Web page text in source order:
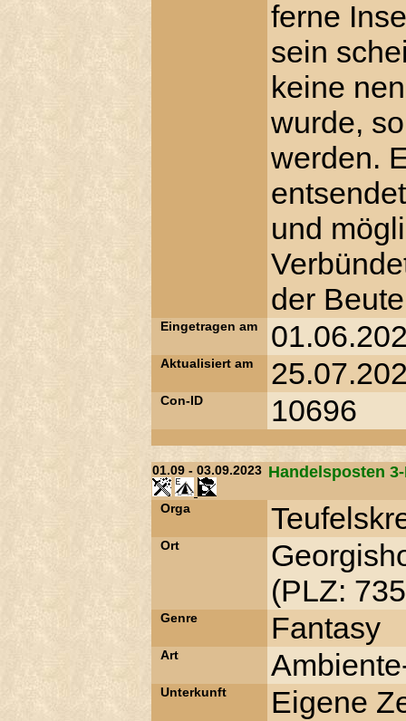
ferne
sein
keine
wurde,
werden.
und
der
Eingetragen am
Aktualisiert am
Con-ID 10696
01.09 - 03.09.2023 Handelsposten
Orga
Ort
(PLZ:
Genre Fantasy
Art
Unterkunft Eigene